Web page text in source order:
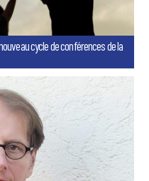
cycle de conférences de la